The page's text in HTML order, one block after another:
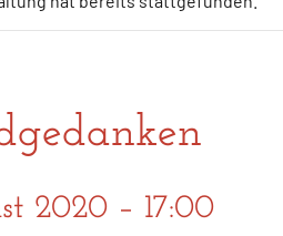
2020 – 17:00